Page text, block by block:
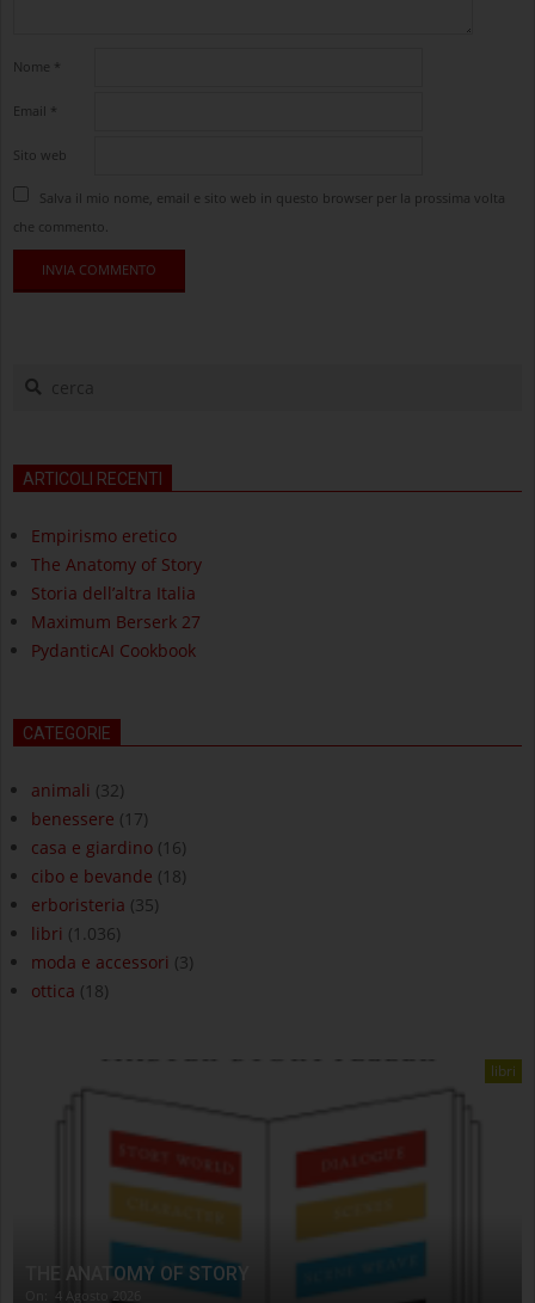
Nome *
Email *
Sito web
Salva il mio nome, email e sito web in questo browser per la prossima volta
che commento.
cerca
ARTICOLI RECENTI
Empirismo eretico
The Anatomy of Story
Storia dell’altra Italia
Maximum Berserk 27
PydanticAI Cookbook
CATEGORIE
animali (32)
benessere (17)
casa e giardino (16)
cibo e bevande (18)
erboristeria (35)
libri (1.036)
moda e accessori (3)
ottica (18)
libri
THE ANATOMY OF STORY
4 Agosto 2026